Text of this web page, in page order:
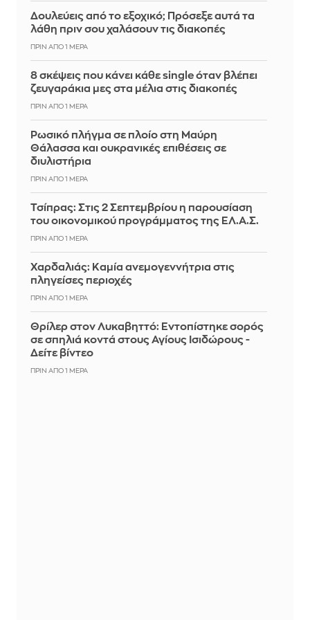
Δουλεύεις από το εξοχικό; Πρόσεξε αυτά τα
λάθη πριν σου χαλάσουν τις διακοπές
ΠΡΙΝ ΑΠΌ 1 ΜΈΡΑ
8 σκέψεις που κάνει κάθε single όταν βλέπει
ζευγαράκια μες στα μέλια στις διακοπές
ΠΡΙΝ ΑΠΌ 1 ΜΈΡΑ
Ρωσικό πλήγμα σε πλοίο στη Μαύρη
Θάλασσα και ουκρανικές επιθέσεις σε
διυλιστήρια
ΠΡΙΝ ΑΠΌ 1 ΜΈΡΑ
Τσίπρας: Στις 2 Σεπτεμβρίου η παρουσίαση
του οικονομικού προγράμματος της ΕΛ.Α.Σ.
ΠΡΙΝ ΑΠΌ 1 ΜΈΡΑ
Χαρδαλιάς: Καμία ανεμογεννήτρια στις
πληγείσες περιοχές
ΠΡΙΝ ΑΠΌ 1 ΜΈΡΑ
Θρίλερ στον Λυκαβηττό: Εντοπίστηκε σορός
σε σπηλιά κοντά στους Αγίους Ισιδώρους -
Δείτε βίντεο
ΠΡΙΝ ΑΠΌ 1 ΜΈΡΑ